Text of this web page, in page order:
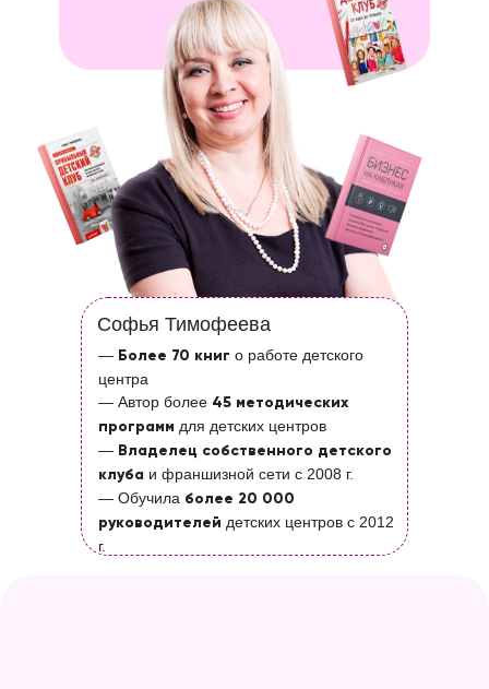
— Более 70 книг о работе детского
центра
— Автор более 45 методических
программ для детских центров
— Владелец собственного детского
клуба и франшизной сети с 2008 г.
— Обучила более 20 000
руководителей детских центров с 2012
г.
Софья Тимофеева